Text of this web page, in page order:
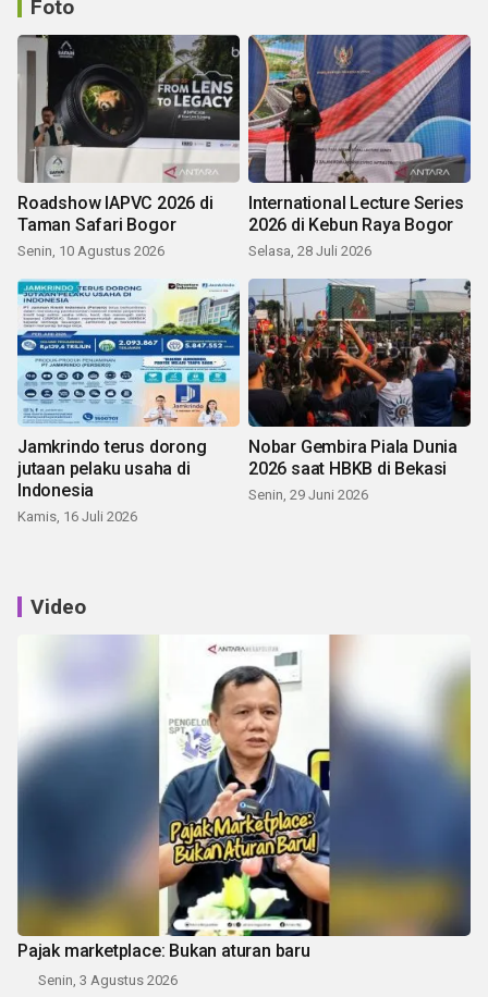
Foto
Roadshow IAPVC 2026 di
Taman Safari Bogor
Senin, 10 Agustus 2026
International Lecture Series
2026 di Kebun Raya Bogor
Selasa, 28 Juli 2026
Jamkrindo terus dorong
jutaan pelaku usaha di
Indonesia
Kamis, 16 Juli 2026
Nobar Gembira Piala Dunia
2026 saat HBKB di Bekasi
Senin, 29 Juni 2026
Video
Pajak marketplace: Bukan aturan baru
Senin, 3 Agustus 2026